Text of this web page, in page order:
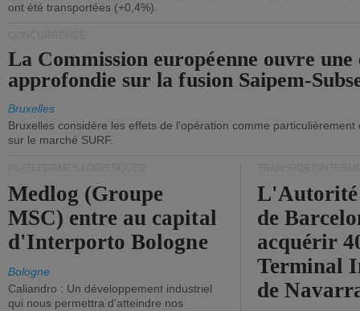
ont été transportées (+0,4%).
La Commission européenne ouvre une
approfondie sur la fusion Saipem-
Bruxelles
Bruxelles considère les effets de l'opération comme
sur le marché SURF.
Medlog (Groupe
MSC) entre au capital
d'Interporto Bologne
Bologne
Caliandro : Un développement industriel
qui nous permettra d'atteindre nos
de
acquérir
Terminal
de